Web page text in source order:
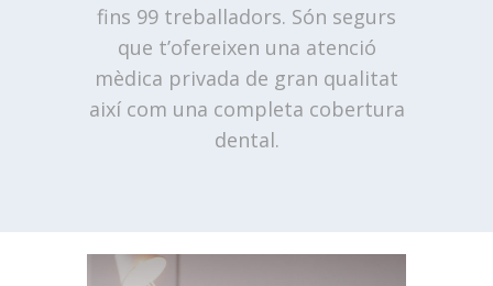
fins 99 treballadors. Són segurs
que t’ofereixen una atenció
mèdica privada de gran qualitat
així com una completa cobertura
dental.